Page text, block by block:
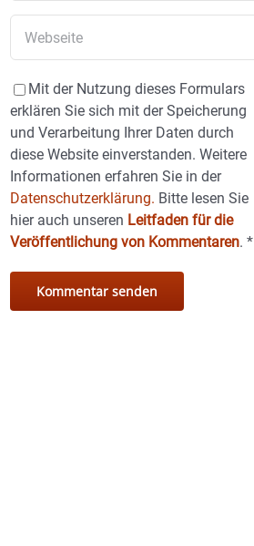
Mit der Nutzung dieses Formulars
erklären Sie sich mit der Speicherung
und Verarbeitung Ihrer Daten durch
diese Website einverstanden. Weitere
Informationen erfahren Sie in der
Datenschutzerklärung. Bitte lesen Sie
hier auch unseren Leitfaden für die
Veröffentlichung von Kommentaren.*